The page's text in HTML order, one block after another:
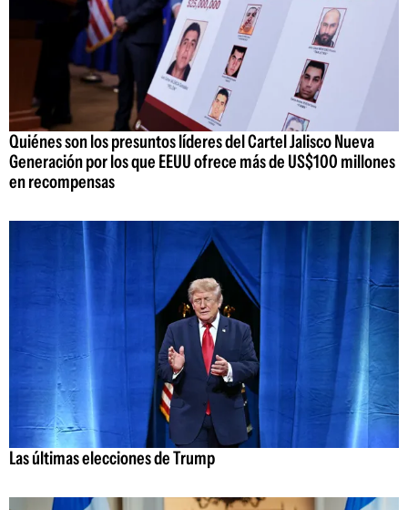
Quiénes son los presuntos líderes del Cartel Jalisco Nueva
Generación por los que EEUU ofrece más de US$100 millones
en recompensas
Las últimas elecciones de Trump